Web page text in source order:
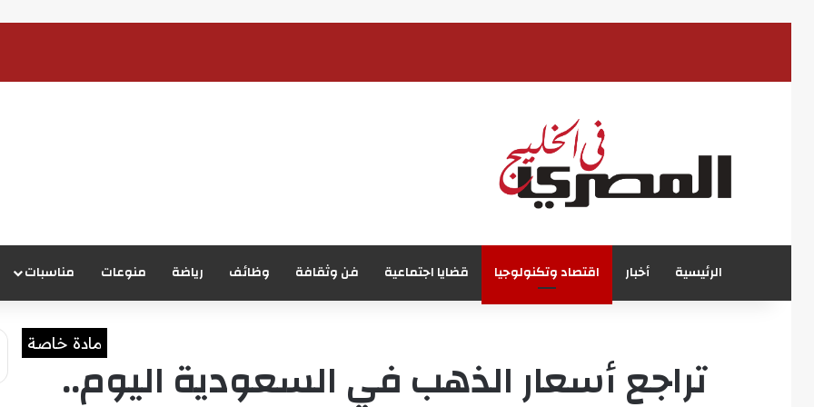
الرئيسية أخبار اقتصاد وتكنولوجيا قضايا اجتماعية فن وثقافة وظائف رياضة منوعات مناسبات
مادة خاصة
تراجع أسعار الذهب في السعودية اليوم..